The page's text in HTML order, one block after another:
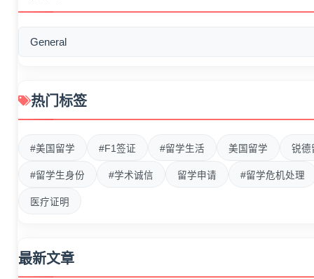
General
热门标签
#美国留学 #F1签证 #留学生活 美国留学 锐德
#留学生身份 #学术诚信 留学申请 #留学危机处理
医疗证明
最新文章